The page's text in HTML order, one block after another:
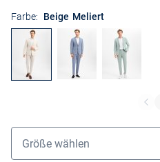
Farbe: Beige Meliert
Größenauswahl
Größe wählen